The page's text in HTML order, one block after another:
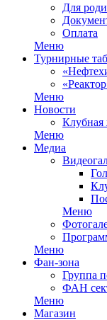
Для
Оплата
Меню
Турнирные
Меню
Новости
Клубная
Меню
Медиа
Меню
Меню
Фан-зона
Группа
ФАН
Меню
Магазин